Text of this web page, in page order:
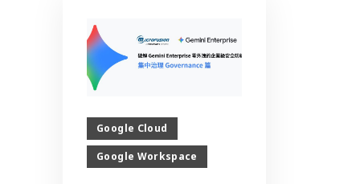
Google Cloud
Google Workspace